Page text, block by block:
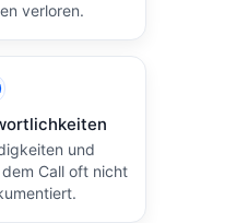
verloren.
und
Call oft nicht